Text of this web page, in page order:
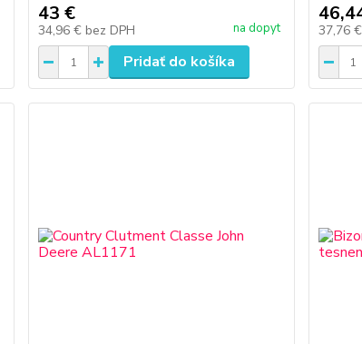
43 €
34,96 € bez DPH na dopyt
Pridať do košíka
37,76 €